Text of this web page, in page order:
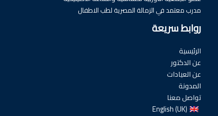
مدرب معتمد في الزمالة المصرية لطب الاطفال
روابط سريعة
الرئيسية
عن الدكتور
عن العيادات
المدونة
تواصل معنا
English (UK)